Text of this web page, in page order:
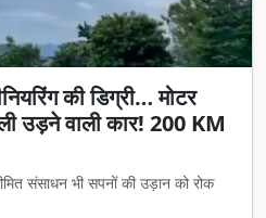
की डिग्री… मोटर
उड़ने वाली कार! 200 KM
संसाधन भी सपनों की उड़ान को रोक